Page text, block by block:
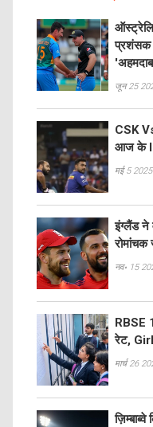
प्रशंसक
जून 25
CSK
आज के
मई 5 2025
इंग्लैंड ने
रोमांचक
नव॰ 15
RBSE
रेट,
मार्च 26